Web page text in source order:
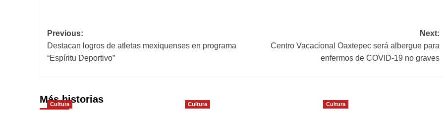
Navegación
de
entradas
Previous:
Destacan logros de atletas mexiquenses en programa
“Espíritu Deportivo”
Next:
Centro Vacacional Oaxtepec será albergue para
enfermos de COVID-19 no graves
Más historias
Cultura Cultura Cultura